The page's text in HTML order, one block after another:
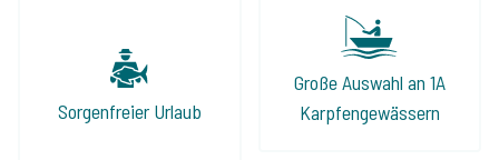
Sorgenfreier Urlaub
Große Auswahl an 1A
Karpfengewässern